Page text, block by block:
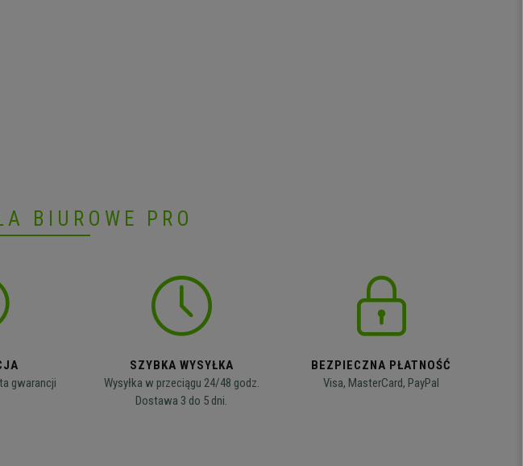
BIUROWE PRO
gwarancji
SZYBKA WYSYŁKA
Wysyłka w przeciągu 24/48 godz.
Dostawa 3 do 5 dni.
BEZPIECZNA PŁATNOŚĆ
Visa, MasterCard, PayPal